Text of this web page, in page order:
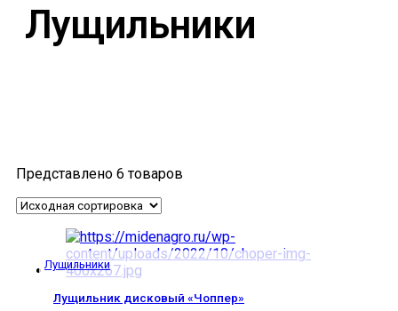
Лущильники
Представлено 6 товаров
Лущильники
Лущильник дисковый «Чоппер»